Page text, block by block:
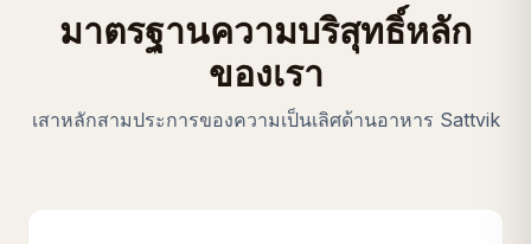
มาตรฐานความบริสุทธิ์หลัก
ของเรา
เสาหลักสามประการของความเป็นเลิศด้านอาหาร Sattvik